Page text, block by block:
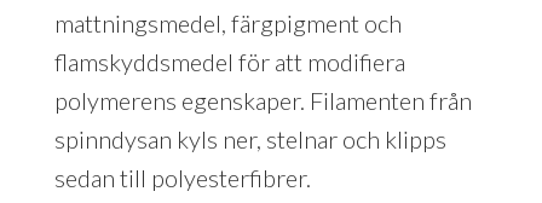
mattningsmedel, färgpigment och
flamskyddsmedel för att modifiera
polymerens egenskaper. Filamenten från
spinndysan kyls ner, stelnar och klipps
sedan till polyesterfibrer.